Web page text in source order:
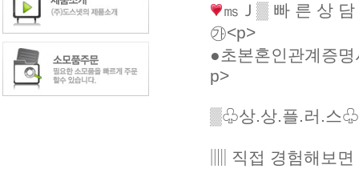
㎳ Ｊ▒ 빠 른 상
㉮<p>
●초본혼인관계증
p>
▒♧상.상.플.러.스
▥ 직접 경험해보